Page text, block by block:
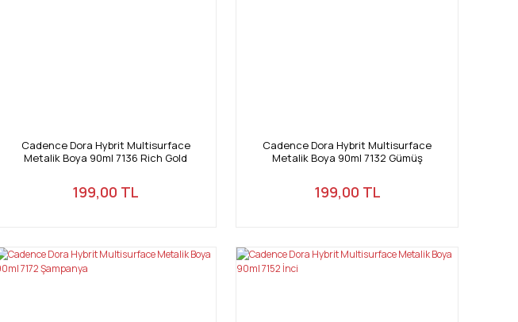
Cadence Dora Hybrit Multisurface
Metalik Boya 90ml 7136 Rich Gold
199,00 TL
Cadence Dora Hybrit Multisurface
Metalik Boya 90ml 7132 Gümüş
199,00 TL